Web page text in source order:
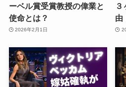
ーベル賞受賞教授の偉業と
使命とは？
2026年2月1日
由